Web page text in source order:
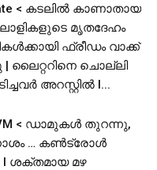
< കടലിൽ കാണാതായ
മൃതദേഹം
ഫ്രീഡം വാക്ക്
| ലൈറ്ററിനെ ചൊല്ലി
അറസ്റ്റില്‍ l...
< ഡാമുകൾ തുറന്നു,
… കൺട്രോൾ
മഴ